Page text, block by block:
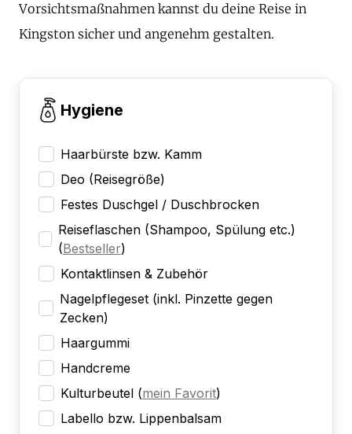
Vorsichtsmaßnahmen kannst du deine Reise in
Kingston sicher und angenehm gestalten.
Hygiene
Haarbürste bzw. Kamm
Deo (Reisegröße)
Festes Duschgel / Duschbrocken
Reiseflaschen (Shampoo, Spülung etc.)
(Bestseller)
Kontaktlinsen & Zubehör
Nagelpflegeset (inkl. Pinzette gegen
Zecken)
Haargummi
Handcreme
Kulturbeutel (mein Favorit)
Labello bzw. Lippenbalsam